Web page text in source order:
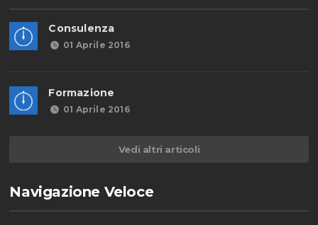
Consulenza
01 Aprile 2016
Formazione
01 Aprile 2016
Vedi altri articoli
Navigazione Veloce